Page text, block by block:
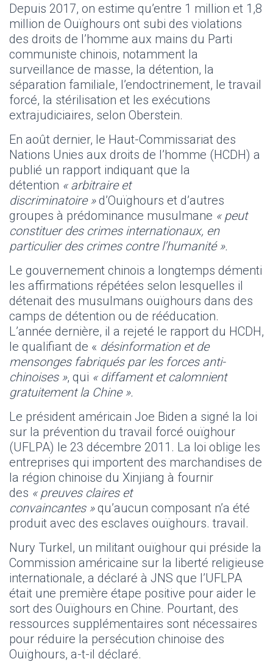
Depuis 2017, on estime qu’entre 1 million et 1,8
million de Ouïghours ont subi des violations
des droits de l’homme aux mains du Parti
communiste chinois, notamment la
surveillance de masse, la détention, la
séparation familiale, l’endoctrinement, le travail
forcé, la stérilisation et les exécutions
extrajudiciaires, selon Oberstein.
En août dernier, le Haut-Commissariat des
Nations Unies aux droits de l’homme (HCDH) a
publié un rapport indiquant que la
détention « arbitraire et
discriminatoire »d’Ouïghours et d’autres
groupes à prédominance musulmane « peut
constituer des crimes internationaux, en
particulier des crimes contre l’humanité ».
Le gouvernement chinois a longtemps démenti
les affirmations répétées selon lesquelles il
détenait des musulmans ouïghours dans des
camps de détention ou de rééducation.
L’année dernière, il a rejeté le rapport du HCDH,
le qualifiant de « désinformation et de
mensonges fabriqués par les forces anti-
chinoises », qui « diffament et calomnient
gratuitement la Chine ».
Le président américain Joe Biden a signé la loi
sur la prévention du travail forcé ouïghour
(UFLPA) le 23 décembre 2011. La loi oblige les
entreprises qui importent des marchandises de
la région chinoise du Xinjiang à fournir
des « preuves claires et
convaincantes »qu’aucun composant n’a été
produit avec des esclaves ouïghours. travail.
Nury Turkel, un militant ouïghour qui préside la
Commission américaine sur la liberté religieuse
internationale, a déclaré à JNS que l’UFLPA
était une première étape positive pour aider le
sort des Ouïghours en Chine. Pourtant, des
ressources supplémentaires sont nécessaires
pour réduire la persécution chinoise des
Ouïghours, a-t-il déclaré.